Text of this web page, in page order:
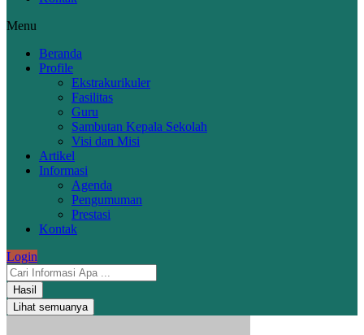
Menu
Beranda
Profile
Ekstrakurikuler
Fasilitas
Guru
Sambutan Kepala Sekolah
Visi dan Misi
Artikel
Informasi
Agenda
Pengumuman
Prestasi
Kontak
Login
Hasil
Lihat semuanya